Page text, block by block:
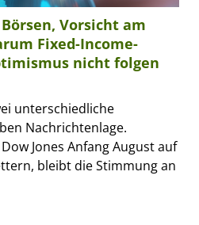
Vorsicht am
Fixed-Income-
nicht folgen
unterschiedliche
Nachrichtenlage.
Jones Anfang August auf
bleibt die Stimmung an